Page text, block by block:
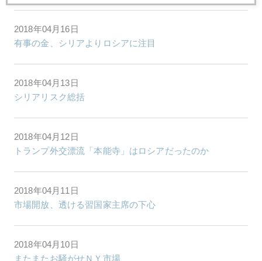
2018年04月16日
有事の金、シリアよりロシアに注目
2018年04月13日
シリアリスク総括
2018年04月12日
トランプ外交漂流「本能寺」はロシアだったのか
2018年04月11日
市場開放、透ける習国家主席の下心
2018年04月10日
またまたお騒がせＮＹ市場